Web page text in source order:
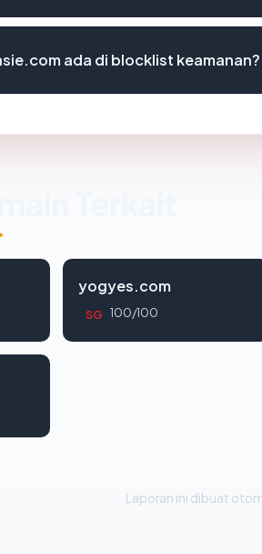
ada di blocklist keamanan?
yogyes.com
SG 100/100
Laporan ini dibuat